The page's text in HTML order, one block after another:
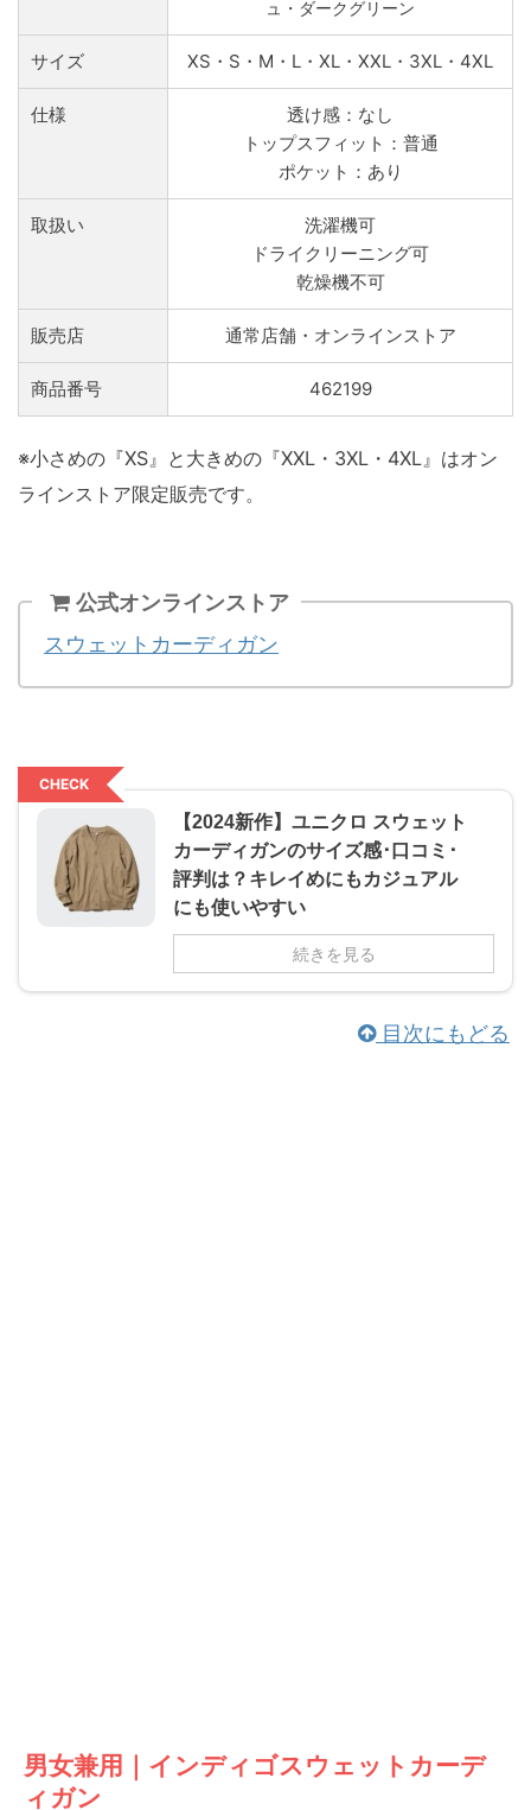
ュ・ダークグリーン
サイズ XS・S・M・L・XL・XXL・3XL・4XL
仕様
透け感：なし
トップスフィット：普通
ポケット：あり
取扱い
洗濯機可
ドライクリーニング可
乾燥機不可
販売店 通常店舗・オンラインストア
商品番号 462199
※小さめの『XS』と大きめの『XXL・3XL・4XL』はオン
ラインストア限定販売です。
公式オンラインストア
スウェットカーディガン
CHECK
【2024新作】ユニクロ スウェット
カーディガンのサイズ感･口コミ･
評判は？キレイめにもカジュアル
にも使いやすい
続きを見る
目次にもどる
男女兼用｜インディゴスウェットカーデ
ィガン